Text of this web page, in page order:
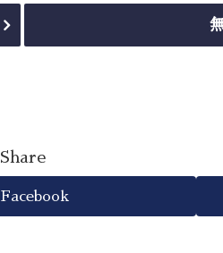
Share
Facebook